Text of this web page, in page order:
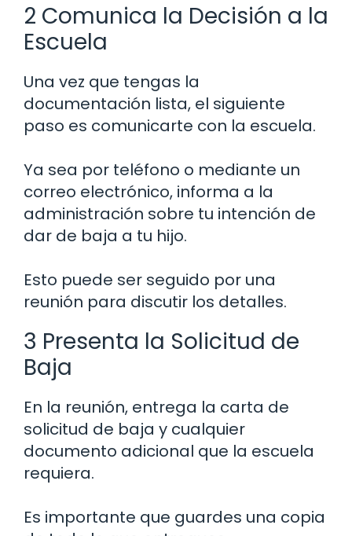
2 Comunica la Decisión a la
Escuela
Una vez que tengas la
documentación lista, el siguiente
paso es comunicarte con la escuela.
Ya sea por teléfono o mediante un
correo electrónico, informa a la
administración sobre tu intención de
dar de baja a tu hijo.
Esto puede ser seguido por una
reunión para discutir los detalles.
3 Presenta la Solicitud de
Baja
En la reunión, entrega la carta de
solicitud de baja y cualquier
documento adicional que la escuela
requiera.
Es importante que guardes una copia